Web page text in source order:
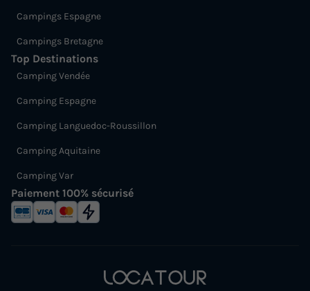
Campings Espagne
Campings Bretagne
Top Destinations
Camping Vendée
Camping Espagne
Camping Languedoc-Roussillon
Camping Aquitaine
Camping Var
Paiement 100% sécurisé